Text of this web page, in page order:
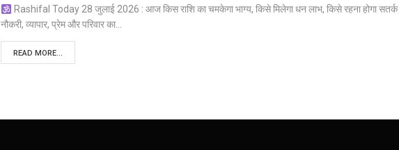
Rashifal Today 28 जुलाई 2026 : आज किस राशि का चमकेगा भाग्य, किसे मिलेगा धन लाभ, किसे रहना होगा सतर्क
नौकरी, व्यापार, प्रेम और परिवार का…
READ MORE...